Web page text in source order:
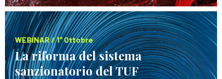
WEBINAR / 1° Ottobre
La riforma del sistema
sanzionatorio del TUF